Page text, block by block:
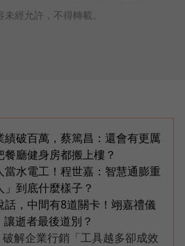
未經允許，不得轉載。
破百萬，蔡篤昌：還會有更厲
廳健身房都搬上樓？
水電工！程世嘉：智慧通膨重
到底什麼樣子？
話，中間有8道關卡！翊嘉禮儀
逝者最後道別？
解企業行銷「工具越多卻成效